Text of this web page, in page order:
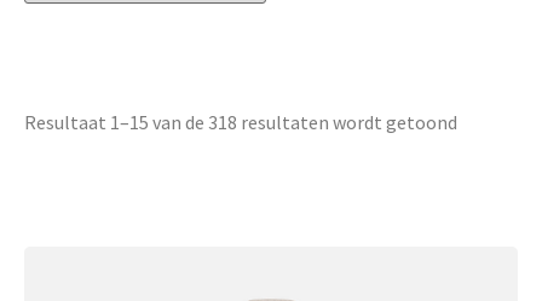
Resultaat 1–15 van de 318 resultaten wordt getoond